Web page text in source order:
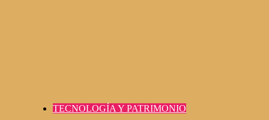
TECNOLOGÍA Y PATRIMONIO